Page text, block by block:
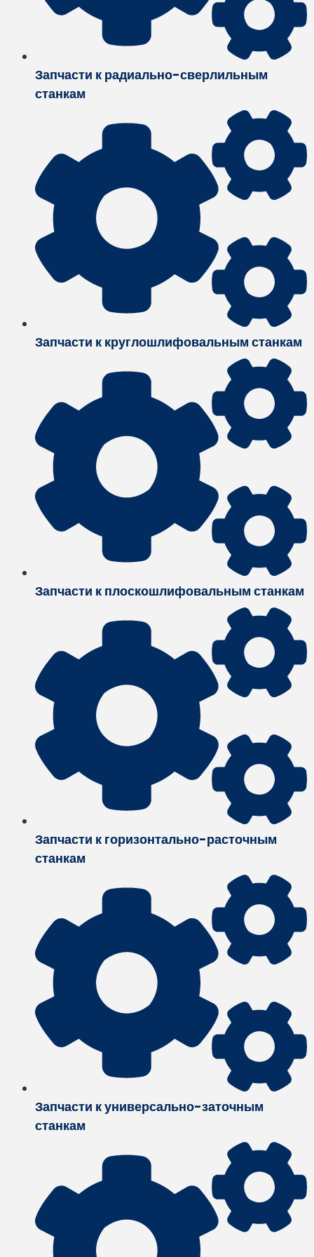
Запчасти к радиально-сверлильным
станкам
Запчасти к круглошлифовальным станкам
Запчасти к плоскошлифовальным станкам
Запчасти к горизонтально-расточным
станкам
Запчасти к универсально-заточным
станкам